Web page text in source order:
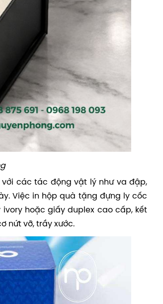
với các tác động vật lý như va đập,
Việc in hộp quà tặng đựng ly cốc
hoặc giấy duplex cao cấp, kết
nứt vỡ, trầy xước.